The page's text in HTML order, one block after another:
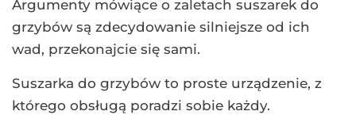
Argumenty mówiące o zaletach suszarek do
grzybów są zdecydowanie silniejsze od ich
wad, przekonajcie się sami.
Suszarka do grzybów to proste urządzenie, z
którego obsługą poradzi sobie każdy.